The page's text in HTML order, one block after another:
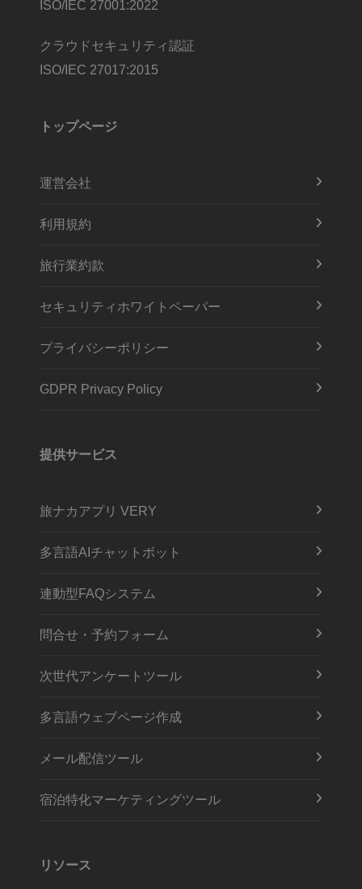
ISO/IEC 27001:2022
クラウドセキュリティ認証
ISO/IEC 27017:2015
トップページ
運営会社
利用規約
旅行業約款
セキュリティホワイトペーパー
プライバシーポリシー
GDPR Privacy Policy
提供サービス
旅ナカアプリ VERY
多言語AIチャットボット
連動型FAQシステム
問合せ・予約フォーム
次世代アンケートツール
多言語ウェブページ作成
メール配信ツール
宿泊特化マーケティングツール
リソース